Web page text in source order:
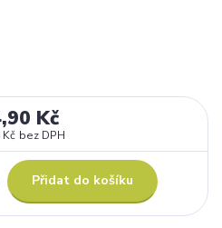
Kč
Kč bez DPH
Přidat do košíku